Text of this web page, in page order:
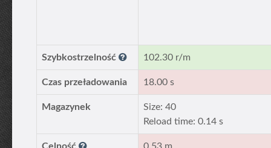
Szybkostrzelność 102.30 r/m
Czas przeładowania 18.00 s
Magazynek
Size: 40
Reload time: 0.14 s